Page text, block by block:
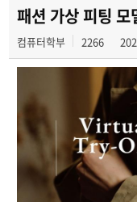
패션 가상 피팅 모
컴퓨터학부 2266